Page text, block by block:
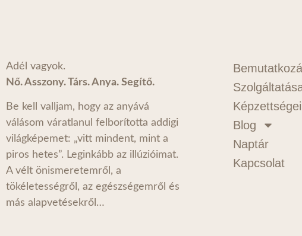
Adél vagyok.
Nő. Asszony. Társ. Anya. Segítő.
Be kell valljam, hogy az anyává
válásom váratlanul felborította addigi
világképemet: „vitt mindent, mint a
piros hetes”. Leginkább az illúzióimat.
A vélt önismeretemről, a
tökéletességről, az egészségemről és
más alapvetésekről…
Blog
Naptár
Kapcsolat